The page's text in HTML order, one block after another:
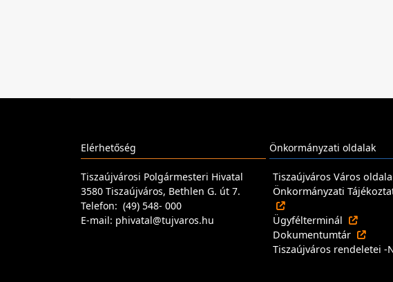
Elérhetőség
Tiszaújvárosi Polgármesteri Hivatal
3580 Tiszaújváros, Bethlen G. út 7.
Telefon: (49) 548- 000
E-mail: phivatal@tujvaros.hu
Önkormányzati oldalak
Tiszaújváros Város oldala
Önkormányzati
Ügyfélterminál
Dokumentumtár
Tiszaújváros rendeletei -